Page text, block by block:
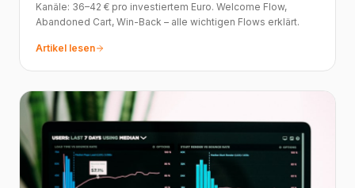
Kanäle: 36–42 € pro investiertem Euro. Welcome Flow,
Abandoned Cart, Win-Back – alle wichtigen Flows erklärt.
Artikel lesen